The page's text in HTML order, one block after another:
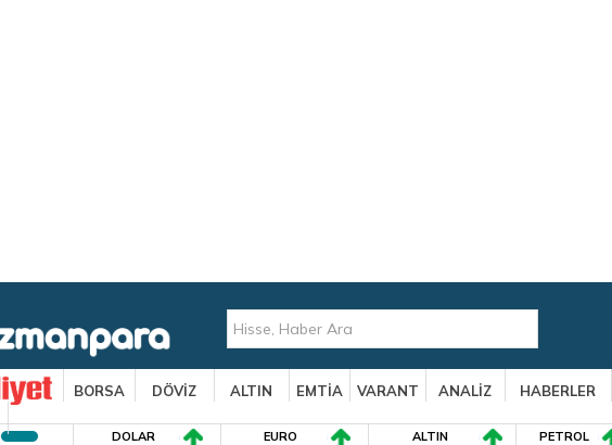
BORSA DÖVİZ ALTIN EMTİA VARANT ANALİZ HABERLER
DOLAR EURO ALTIN PETROL